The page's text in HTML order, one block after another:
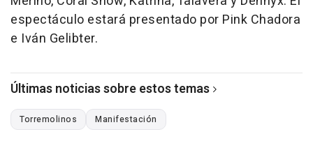
espectáculo estará presentado por Pink Chadora
e Iván Gelibter.
Últimas noticias sobre estos temas
Torremolinos Manifestación